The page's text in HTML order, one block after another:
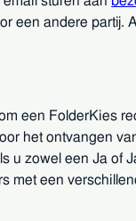
een andere partij.
een FolderKies
het ontvangen
u zowel een Ja of
met een